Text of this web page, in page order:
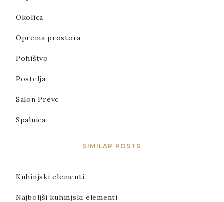
Okolica
Oprema prostora
Pohištvo
Postelja
Salon Prevc
Spalnica
SIMILAR POSTS
Kuhinjski elementi
Najboljši kuhinjski elementi